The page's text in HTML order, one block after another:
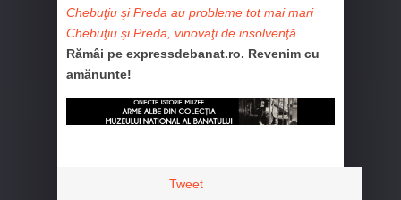
Chebuţiu şi Preda au probleme tot mai mari
Chebuţiu şi Preda, vinovaţi de insolvenţă
Rămâi pe expressdebanat.ro. Revenim cu
amănunte!
Tweet